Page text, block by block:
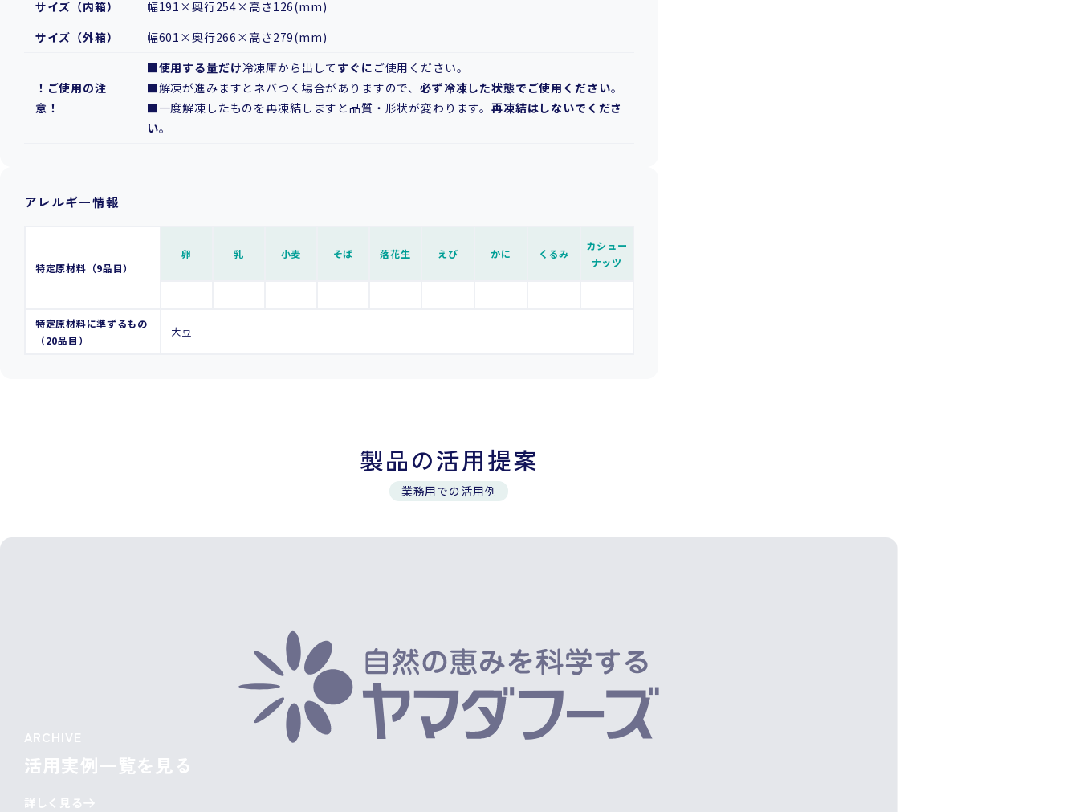
サイズ（内箱）
幅191×奥行254×高さ126(mm)
サイズ（外箱）
幅601×奥行266×高さ279(mm)
！ご使用の注
意！
■使用する量だけ冷凍庫から出して すぐに ご使用ください。
■解凍が進みますとネバつく場合がありますので、必ず冷凍した状態でご使用ください。
■一度解凍したものを再凍結しますと品質・形状が変わります。再凍結はしないでくださ
い。
アレルギー情報
特定原材料（9品目）
卵 乳 小麦 そば 落花生 えび かに くるみ
カシュー
ナッツ
－ － － － － － － － －
特定原材料に準ずるもの
（20品目）
大豆
製品の活用提案
業務用での活用例
ARCHIVE
活用実例一覧を見る
詳しく見る